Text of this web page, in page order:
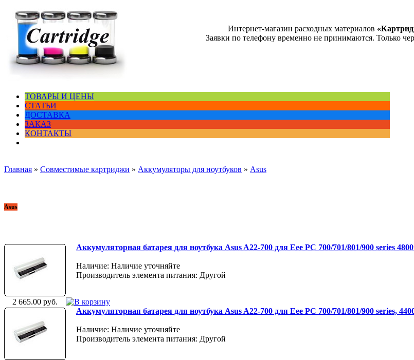
Интернет-магазин расходных материалов
Заявки по телефону временно не принимаются. Только
ТОВАРЫ И ЦЕНЫ
СТАТЬИ
ДОСТАВКА
ЗАКАЗ
КОНТАКТЫ
Главная » Совместимые картриджи » Аккумуляторы для ноутбуков » Asus
Asus
Аккумуляторная батарея для ноутбука Asus A22-700 для Eee PC 700/701/801/900 series
Наличие: Наличие уточняйте
Производитель элемента питания: Другой
2 665.00 руб.
Аккумуляторная батарея для ноутбука Asus A22-700 для Eee PC 700/701/801/900 series,
Наличие: Наличие уточняйте
Производитель элемента питания: Другой